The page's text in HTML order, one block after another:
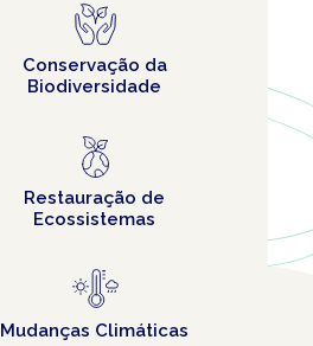
Conservação da
Biodiversidade
Restauração de
Ecossistemas
Mudanças Climáticas